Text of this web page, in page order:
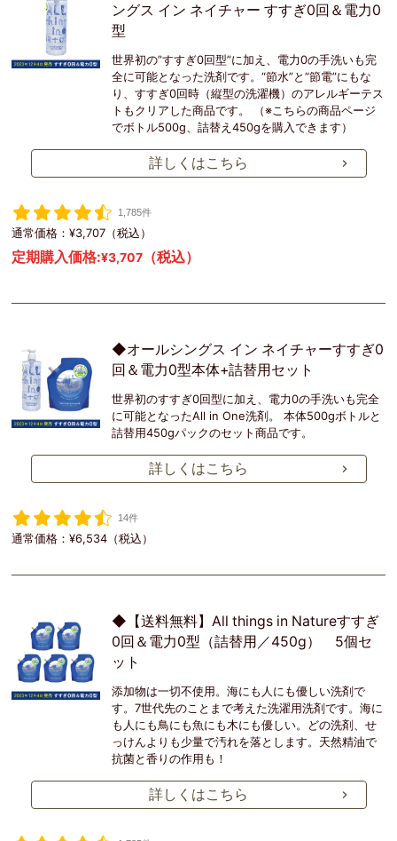
ングス イン ネイチャー すすぎ0回＆電力0
型
世界初の”すすぎ0回型”に加え、電力0の手洗いも完
全に可能となった洗剤です。“節水”と“節電”にもな
り、すすぎ0回時（縦型の洗濯機）のアレルギーテス
トもクリアした商品です。 （※こちらの商品ページ
でボトル500g、詰替え450gを購入できます）
詳しくはこちら
1,785件
通常価格：¥3,707（税込）
定期購入価格:¥3,707 （税込）
◆オールシングス イン ネイチャーすすぎ0
回＆電力0型本体+詰替用セット
世界初のすすぎ0回型に加え、電力0の手洗いも完全
に可能となったAll in One洗剤。 本体500gボトルと
詰替用450gパックのセット商品です。
詳しくはこちら
14件
通常価格：¥6,534（税込）
◆【送料無料】All things in Natureすすぎ
0回＆電力0型（詰替用／450g） 5個セ
ット
添加物は一切不使用。海にも人にも優しい洗剤で
す。7世代先のことまで考えた洗濯用洗剤です。海に
も人にも鳥にも魚にも木にも優しい。どの洗剤、せ
っけんよりも少量で汚れを落とします。天然精油で
抗菌と香りの作用も！
詳しくはこちら